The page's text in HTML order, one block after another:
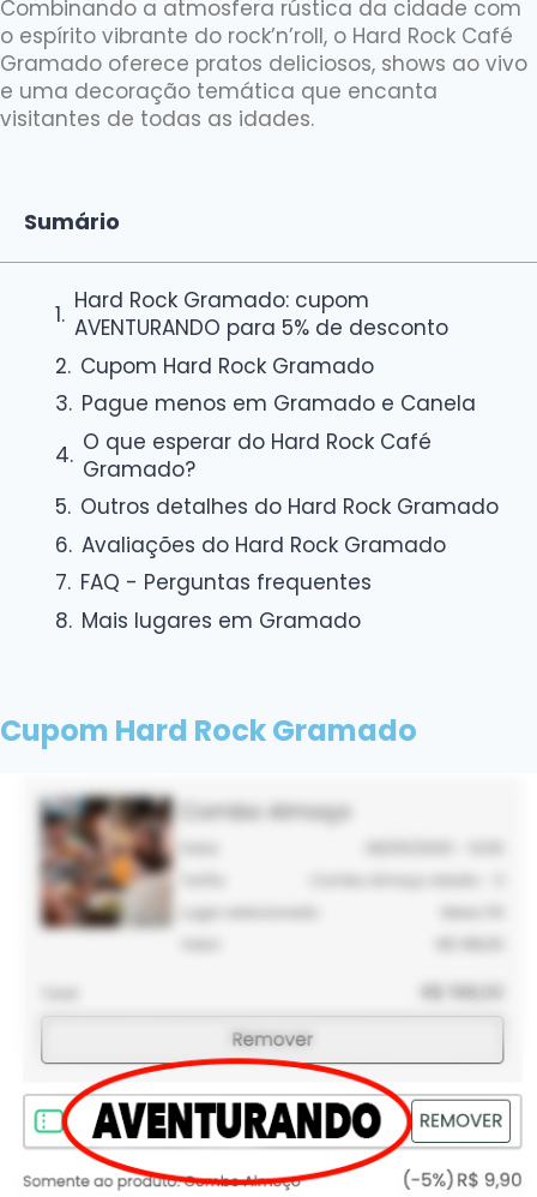
Combinando a atmosfera rústica da cidade com
o espírito vibrante do rock’n’roll, o Hard Rock Café
Gramado oferece pratos deliciosos, shows ao vivo
e uma decoração temática que encanta
visitantes de todas as idades.
Sumário
Hard Rock Gramado: cupom
AVENTURANDO para 5% de desconto
Cupom Hard Rock Gramado
Pague menos em Gramado e Canela
O que esperar do Hard Rock Café
Gramado?
Outros detalhes do Hard Rock Gramado
Avaliações do Hard Rock Gramado
FAQ - Perguntas frequentes
Mais lugares em Gramado
Cupom Hard Rock Gramado